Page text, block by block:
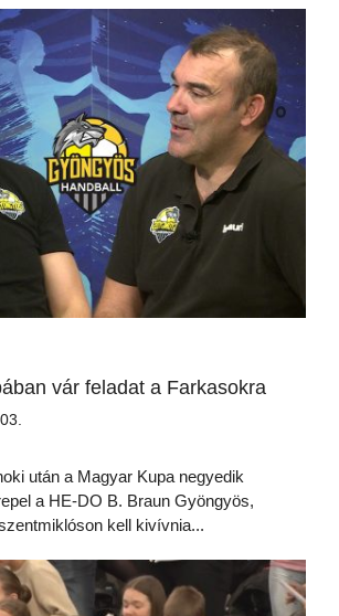
vár feladat a Farkasokra
után a Magyar Kupa negyedik
a HE-DO B. Braun Gyöngyös,
kell kivívnia...